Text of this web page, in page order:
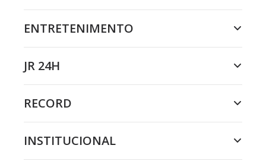
ENTRETENIMENTO
JR 24H
RECORD
INSTITUCIONAL